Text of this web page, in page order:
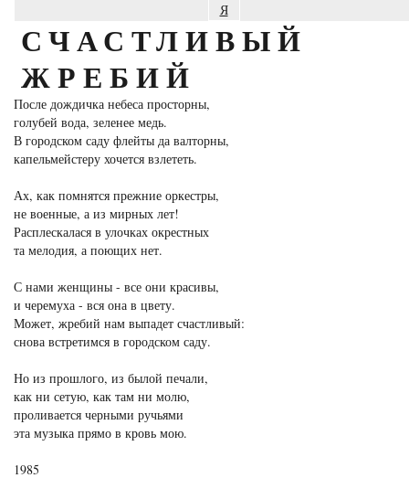
Я
СЧАСТЛИВЫЙ
ЖРЕБИЙ
После дождичка небеса просторны,
голубей вода, зеленее медь.
В городском саду флейты да валторны,
капельмейстеру хочется взлететь.
Ах, как помнятся прежние оркестры,
не военные, а из мирных лет!
Расплескалася в улочках окрестных
та мелодия, а поющих нет.
С нами женщины - все они красивы,
и черемуха - вся она в цвету.
Может, жребий нам выпадет счастливый:
снова встретимся в городском саду.
Но из прошлого, из былой печали,
как ни сетую, как там ни молю,
проливается черными ручьями
эта музыка прямо в кровь мою.
1985